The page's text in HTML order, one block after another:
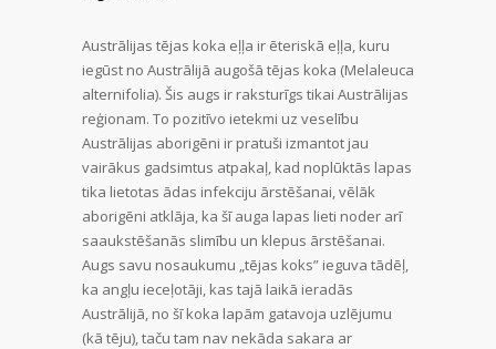
Austrālijas tējas koka eļļa ir ēteriskā eļļa, kuru
iegūst no Austrālijā augošā tējas koka (Melaleuca
alternifolia). Šis augs ir raksturīgs tikai Austrālijas
reģionam. To pozitīvo ietekmi uz veselību
Austrālijas aborigēni ir pratuši izmantot jau
vairākus gadsimtus atpakaļ, kad noplūktās lapas
tika lietotas ādas infekciju ārstēšanai, vēlāk
aborigēni atklāja, ka šī auga lapas lieti noder arī
saaukstēšanās slimību un klepus ārstēšanai.
Augs savu nosaukumu „tējas koks” ieguva tādēļ,
ka angļu ieceļotāji, kas tajā laikā ieradās
Austrālijā, no šī koka lapām gatavoja uzlējumu
(kā tēju), taču tam nav nekāda sakara ar